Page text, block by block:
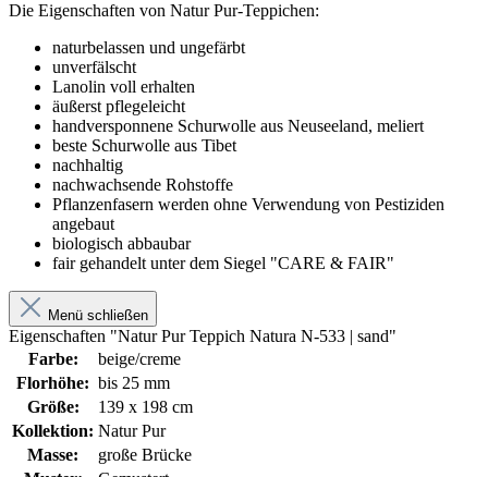
Die Eigenschaften von Natur Pur-Teppichen:
naturbelassen und ungefärbt
unverfälscht
Lanolin voll erhalten
äußerst pflegeleicht
handversponnene Schurwolle aus Neuseeland, meliert
beste Schurwolle aus Tibet
nachhaltig
nachwachsende Rohstoffe
Pflanzenfasern werden ohne Verwendung von Pestiziden
angebaut
biologisch abbaubar
fair gehandelt unter dem Siegel "CARE & FAIR"
Menü schließen
Eigenschaften "Natur Pur Teppich Natura N-533 | sand"
Farbe:
beige/creme
Florhöhe: bis 25 mm
Größe:
139 x 198 cm
Kollektion: Natur Pur
Masse:
große Brücke